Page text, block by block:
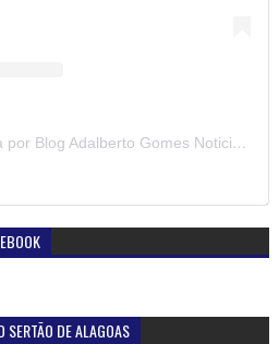
Uma publicação partilhada por Blog Adalberto Gomes Noticias (@blogadalbertogomesnoticiass)
DE ALAGOAS